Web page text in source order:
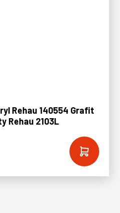
Rehau 140554 Grafit
Rehau 2103L